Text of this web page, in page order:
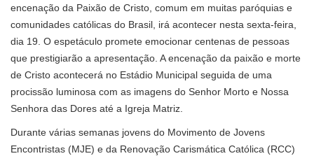
encenação da Paixão de Cristo, comum em muitas paróquias e
comunidades católicas do Brasil, irá acontecer nesta sexta-feira,
dia 19. O espetáculo promete emocionar centenas de pessoas
que prestigiarão a apresentação. A encenação da paixão e morte
de Cristo acontecerá no Estádio Municipal seguida de uma
procissão luminosa com as imagens do Senhor Morto e Nossa
Senhora das Dores até a Igreja Matriz.
Durante várias semanas jovens do Movimento de Jovens
Encontristas (MJE) e da Renovação Carismática Católica (RCC)